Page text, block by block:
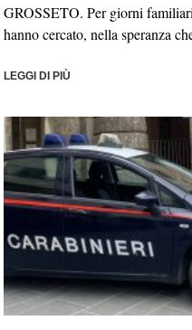
GROSSETO. Per giorni
hanno cercato, nella speranza
LEGGI DI PIÙ